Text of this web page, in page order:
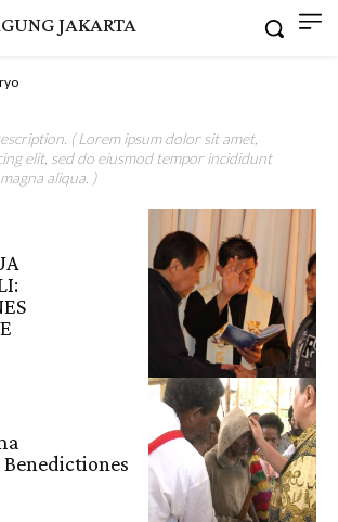
JAKARTA
( Lorem ipsum dolor sit amet,
elit, sed do eiusmod tempor incididunt
aliqua. )